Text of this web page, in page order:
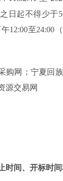
日起不得少于
12:00至24:00
购网；宁夏回
源交易网
时间、开标时